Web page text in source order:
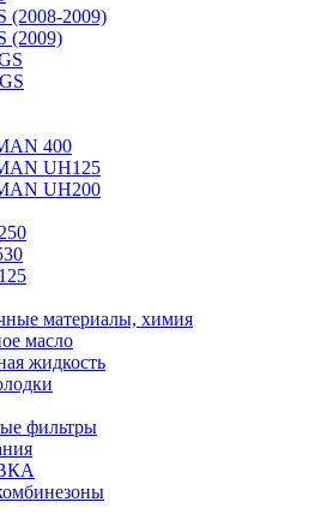
(2008-2009)
(2009)
400
UH125
UH200
материалы, химия
масло
жидкость
фильтры